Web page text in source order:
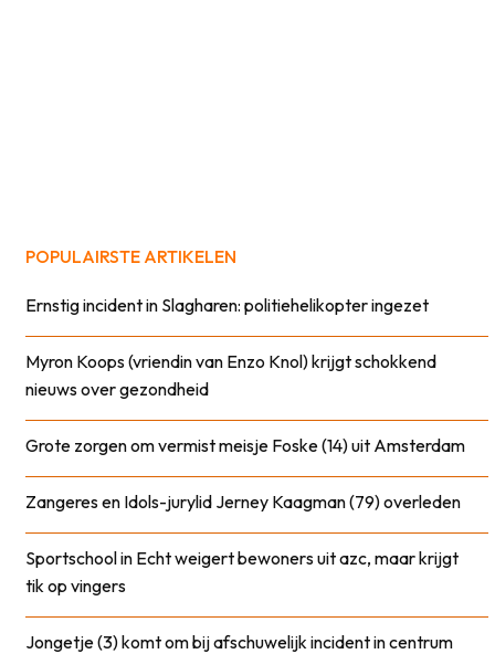
POPULAIRSTE ARTIKELEN
Ernstig incident in Slagharen: politiehelikopter ingezet
Myron Koops (vriendin van Enzo Knol) krijgt schokkend
nieuws over gezondheid
Grote zorgen om vermist meisje Foske (14) uit Amsterdam
Zangeres en Idols-jurylid Jerney Kaagman (79) overleden
Sportschool in Echt weigert bewoners uit azc, maar krijgt
tik op vingers
Jongetje (3) komt om bij afschuwelijk incident in centrum